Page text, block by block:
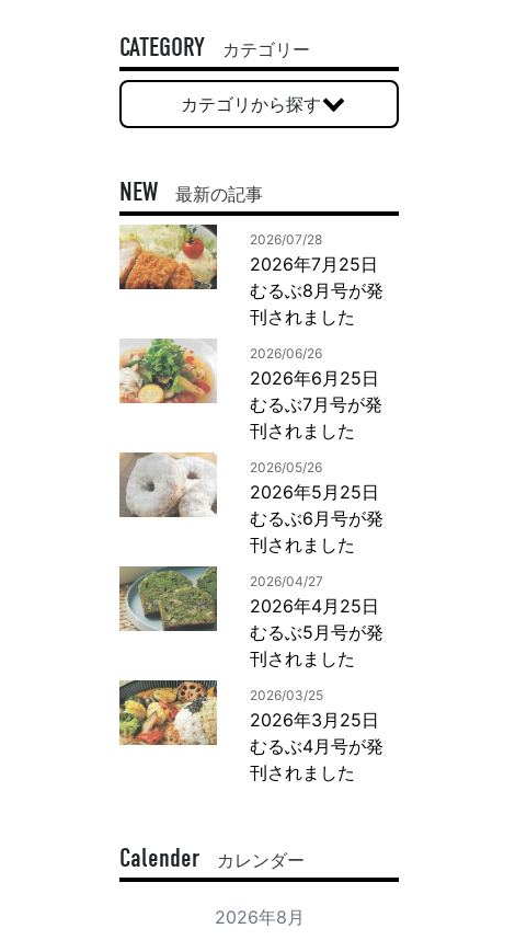
一般事業主行動計画
一般印刷 （オンデマンド・オフセット）
ユニバーサル・コミュニケーション・デザイン
動画制作・映像撮影（ドローン撮影）
イラスト・キャラクター制作
ロゴデザイン・CI設計
コピー・ライティング
電子ブック制作
自社メディア
CATEGORY カテゴリー
カテゴリから探す
NEW 最新の記事
2026/07/28
2026年7月25日
むるぶ8月号が発
刊されました
2026/06/26
2026年6月25日
むるぶ7月号が発
刊されました
2026/05/26
2026年5月25日
むるぶ6月号が発
刊されました
2026/04/27
2026年4月25日
むるぶ5月号が発
刊されました
2026/03/25
2026年3月25日
むるぶ4月号が発
刊されました
Calender カレンダー
2026年8月